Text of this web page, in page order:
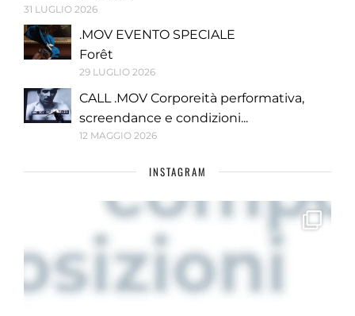
31 LUGLIO 2026
.MOV EVENTO SPECIALE
Forêt
29 LUGLIO 2026
CALL .MOV Corporeità performativa,
screendance e condizioni...
12 MAGGIO 2026
INSTAGRAM